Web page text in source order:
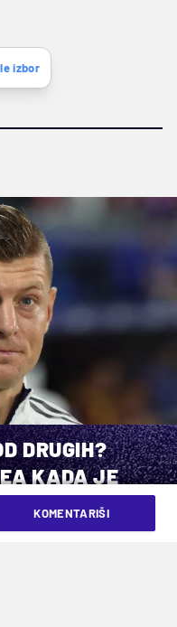
izbor
DRUGIH?
KADA JE
KOMENTARIŠI